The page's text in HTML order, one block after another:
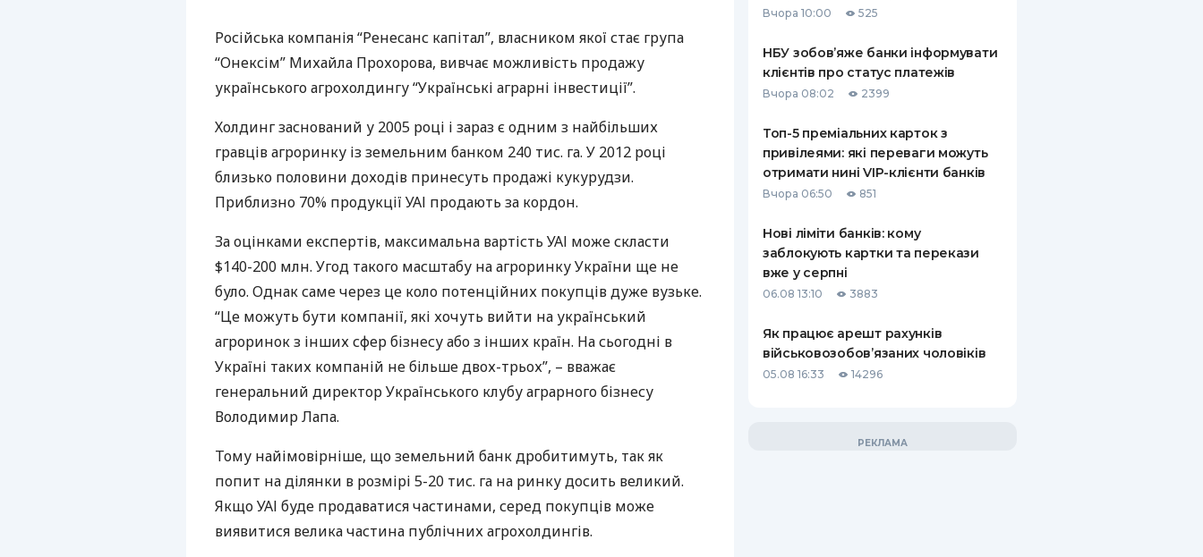
КАРТОК
ЩОМІСЯЧНИЙ ОГЛЯД
КЕШБЕКУ
ПУТІВНИКИ ПО
БАНКІВСЬКИХ КАРТКАХ
СТРАХУВАННЮ
ВСІ СТРАХОВІ ПОЛІСИ
ВІДГУКИ ПРО СТРАХОВІ
КОМПАНІЇ
КОНТАКТИ
Російська компанія “Ренесанс капітал”, власником якої стає група
“Онексім” Михайла Прохорова, вивчає можливість продажу
українського агрохолдингу “Українські аграрні інвестиції”.
Холдинг заснований у 2005 році і зараз є одним з найбільших
гравців агроринку із земельним банком 240 тис. га. У 2012 році
близько половини доходів принесуть продажі кукурудзи.
Приблизно 70% продукції УАІ продають за кордон.
За оцінками експертів, максимальна вартість УАІ може скласти
$140-200 млн. Угод такого масштабу на агроринку України ще не
було. Однак саме через це коло потенційних покупців дуже вузьке.
“Це можуть бути компанії, які хочуть вийти на український
агроринок з інших сфер бізнесу або з інших країн. На сьогодні в
Україні таких компаній не більше двох-трьох”, – вважає
генеральний директор Українського клубу аграрного бізнесу
Володимир Лапа.
Тому найімовірніше, що земельний банк дробитимуть, так як
попит на ділянки в розмірі 5-20 тис. га на ринку досить великий.
ЯкщоУАІ буде продаватися частинами, серед покупців може
виявитися велика частина публічних агрохолдингів.
Вчора 10:00 525
НБУ зобов’яже банки інформувати
клієнтів про статус платежів
Вчора 08:02 2399
Топ-5 преміальних карток з
привілеями: які переваги можуть
отримати нині VIP-клієнти банків
Вчора 06:50 851
Нові ліміти банків: кому
заблокують картки та перекази
вже у серпні
06.08 13:10 3883
Як працює арешт рахунків
військовозобов’язаних чоловіків
05.08 16:33 14296